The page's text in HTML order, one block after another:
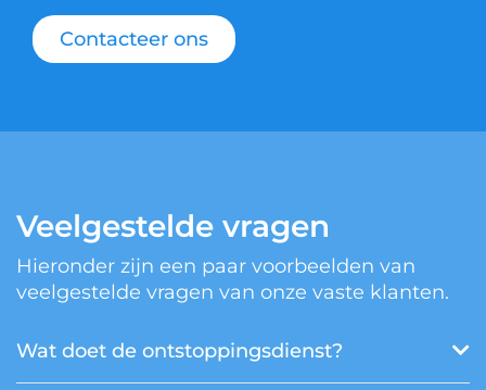
Contacteer ons
Veelgestelde vragen
Hieronder zijn een paar voorbeelden van
veelgestelde vragen van onze vaste klanten.
Wat doet de ontstoppingsdienst?